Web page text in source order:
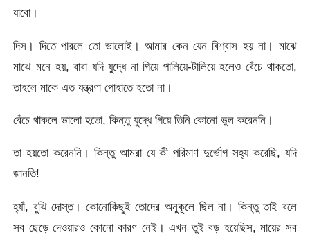
যাবো।
দিস। দিতে পারলে তো ভালোই। আমার কেন যেন বিশ্বাস হয় না। মাঝে
মাঝে মনে হয়, বাবা যদি যুদ্ধে না গিয়ে পালিয়ে-টালিয়ে হলেও বেঁচে থাকতো,
তাহলে মাকে এত যন্ত্রণা পোহাতে হতো না।
বেঁচে থাকলে ভালো হতো, কিন্তু যুদ্ধে গিয়ে তিনি কোনো ভুল করেননি।
তা হয়তো করেননি। কিন্তু আমরা যে কী পরিমাণ দুর্ভোগ সহ্য করেছি, যদি
জানতি!
হ্যাঁ, বুঝি দোস্ত। কোনোকিছুই তোদের অনুকূলে ছিল না। কিন্তু তাই বলে
সব ছেড়ে দেওয়ারও কোনো কারণ নেই। এখন তুই বড় হয়েছিস, মায়ের সব